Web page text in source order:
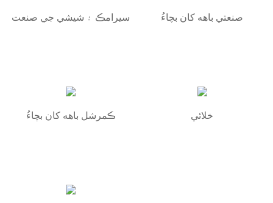
سيرامڪ ۽ شيشي جي صنعت صنعتي باهه کان بچاءُ
ڪمرشل باهه کان بچاءُ خلائي